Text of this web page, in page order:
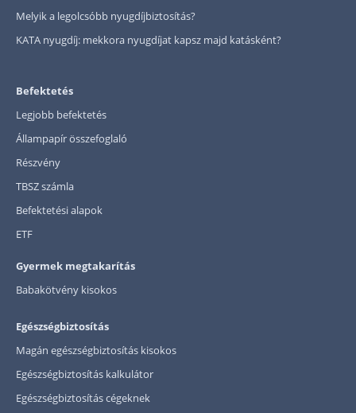
Melyik a legolcsóbb nyugdíjbiztosítás?
KATA nyugdíj: mekkora nyugdíjat kapsz majd katásként?
Befektetés
Legjobb befektetés
Állampapír összefoglaló
Részvény
TBSZ számla
Befektetési alapok
ETF
Gyermek megtakarítás
Babakötvény kisokos
Egészségbiztosítás
Magán egészségbiztosítás kisokos
Egészségbiztosítás kalkulátor
Egészségbiztosítás cégeknek